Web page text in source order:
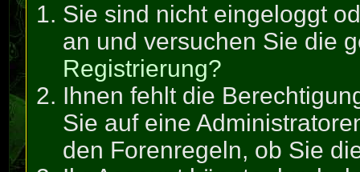
Sie sind nicht eingeloggt
an und versuchen Sie die
Registrierung?
Ihnen fehlt die
Sie auf eine
den Forenregeln, ob Sie